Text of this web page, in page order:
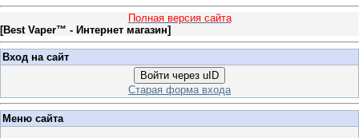
Полная версия сайта
[Best Vaper™ - Интернет магазин]
Вход на сайт
Войти через uID
Старая форма входа
Меню сайта